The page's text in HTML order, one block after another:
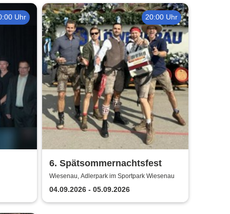
Uhr 20:00 Uhr
6. Spätsommernachtsfest
Wiesenau, Adlerpark im Sportpark Wiesenau
04.09.2026 - 05.09.2026